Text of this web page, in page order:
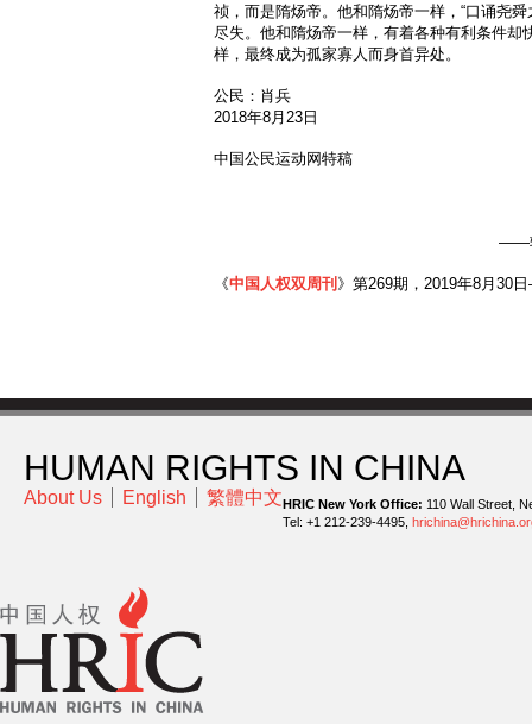
祯，而是隋炀帝。他和隋炀帝一样，“口诵尧
尽失。他和隋炀帝一样，有着各种有利条件却
样，最终成为孤家寡人而身首异处。
公民：肖兵
2018年8月23日
中国公民运动网特稿
——
《中国人权双周刊 》第269期，2019年8月30
HUMAN RIGHTS IN CHINA
About Us English 繁體中文HRIC New York Office: 110 Wall Street,
Tel: +1 212-239-4495,